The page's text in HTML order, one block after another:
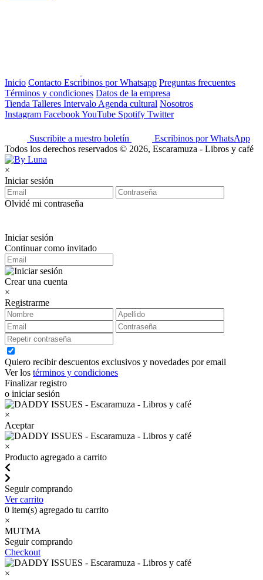
Inicio Contacto Escribinos por Whatsapp Preguntas frecuentes
Términos y condiciones Datos de la empresa
Tienda Talleres Intervalo Agenda cultural Nosotros
Instagram FacebookYouTube Spotify Twitter
Suscribite a nuestro boletín
Escribinos por WhatsApp
Todos los derechos reservados © 2026, Escaramuza - Libros y café
×
Iniciar sesión
Olvidé mi contraseña
Iniciar sesión
Continuar como invitado
Crear una cuenta
×
Registrarme
Quiero recibir descuentos exclusivos y novedades por email
Ver los términos y condiciones
Finalizar registro
o iniciar sesión
×
Aceptar
×
Producto agregado a carrito
Seguir comprando
Ver carrito
0 item(s) agregado tu carrito
×
MUTMA
Seguir comprando
Checkout
×